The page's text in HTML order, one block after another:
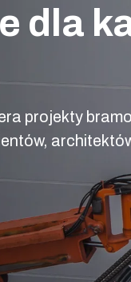
dla
projekty